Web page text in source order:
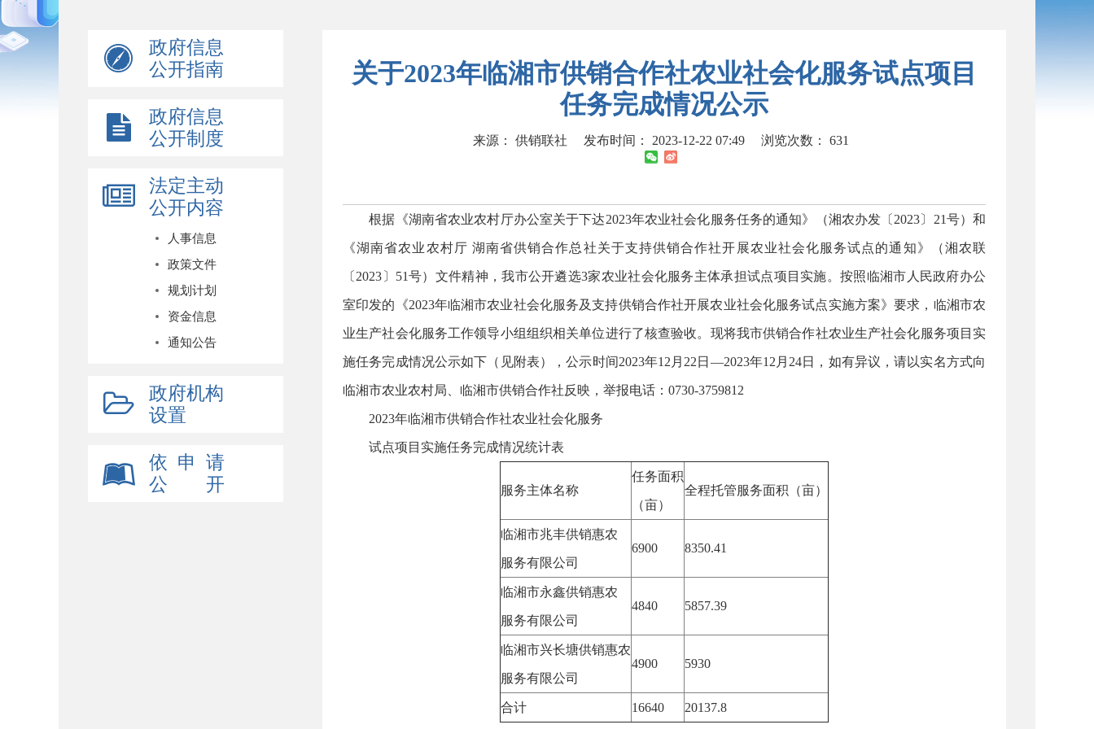
政府信息
公开指南
政府信息
公开制度
法定主动
公开内容
人事信息
政策文件
规划计划
资金信息
通知公告
政府机构
设置
依 申 请
公 开
关于2023年临湘市供销合作社农业社会化服务试点项目
任务完成情况公示
来源： 供销联社 发布时间： 2023-12-22 07:49 浏览次数： 631
根据《湖南省农业农村厅办公室关于下达2023年农业社会化服务任务的通知》（湘农办发〔2023〕21号）和
《湖南省农业农村厅 湖南省供销合作总社关于支持供销合作社开展农业社会化服务试点的通知》（湘农联
〔2023〕51号）文件精神，我市公开遴选3家农业社会化服务主体承担试点项目实施。按照临湘市人民政府办公
室印发的《2023年临湘市农业社会化服务及支持供销合作社开展农业社会化服务试点实施方案》要求，临湘市农
业生产社会化服务工作领导小组组织相关单位进行了核查验收。现将我市供销合作社农业生产社会化服务项目实
施任务完成情况公示如下（见附表），公示时间2023年12月22日—2023年12月24日，如有异议，请以实名方式向
临湘市农业农村局、临湘市供销合作社反映，举报电话：0730-3759812
2023年临湘市供销合作社农业社会化服务
试点项目实施任务完成情况统计表
服务主体名称
任务面积
（亩）
全程托管服务面积（亩）
临湘市兆丰供销惠农
服务有限公司
6900 8350.41
临湘市永鑫供销惠农
服务有限公司
4840 5857.39
临湘市兴长塘供销惠农
服务有限公司
4900 5930
合计 16640 20137.8